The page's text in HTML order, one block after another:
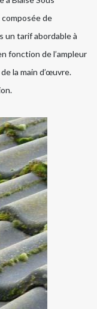
de
un tarif abordable à
fonction de l’ampleur
la main d’œuvre.